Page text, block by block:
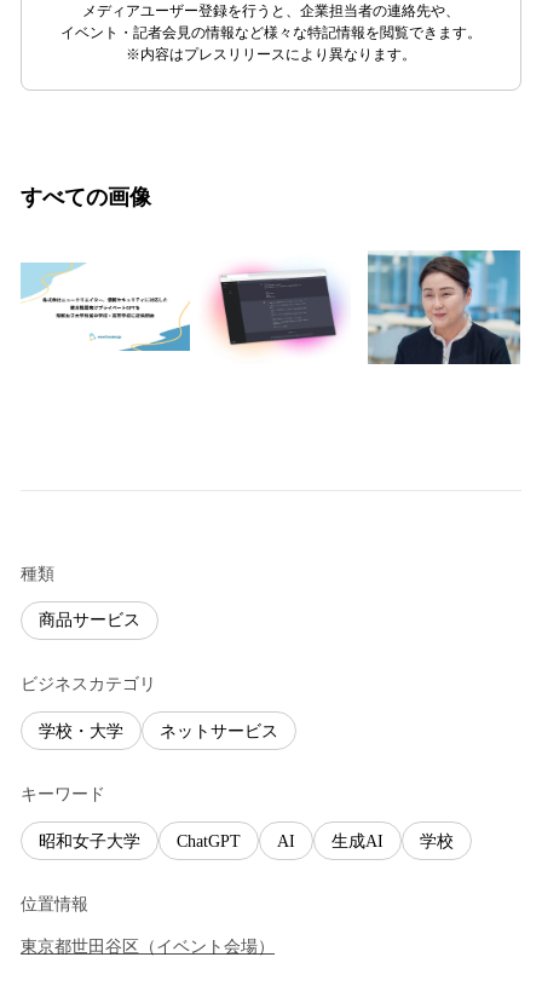
メディアユーザー登録を行うと、企業担当者の連絡先や、
イベント・記者会見の情報など様々な特記情報を閲覧できます。
※内容はプレスリリースにより異なります。
すべての画像
種類
商品サービス
ビジネスカテゴリ
学校・大学 ネットサービス
キーワード
昭和女子大学 ChatGPT AI 生成AI 学校
位置情報
東京都世田谷区 （ イベント会場）